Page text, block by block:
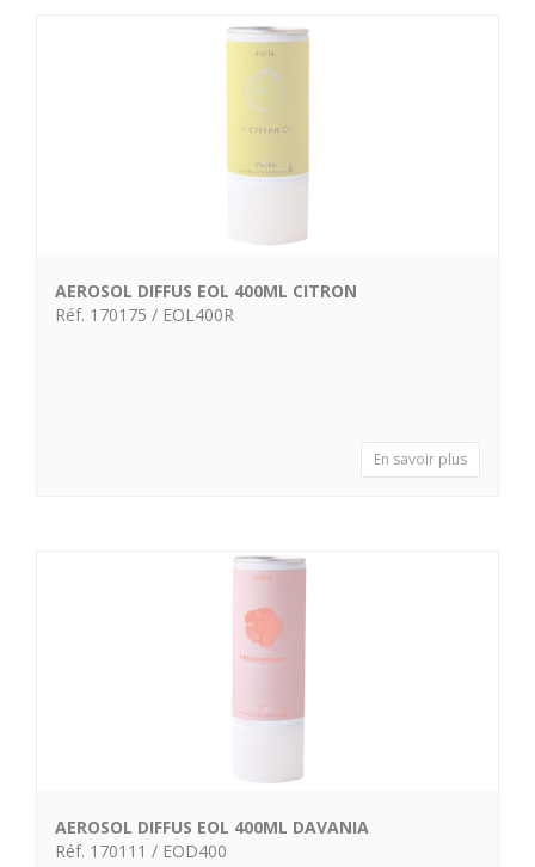
AEROSOL DIFFUS EOL 400ML CITRON
Réf. 170175 / EOL400R
En savoir plus
AEROSOL DIFFUS EOL 400ML DAVANIA
Réf. 170111 / EOD400